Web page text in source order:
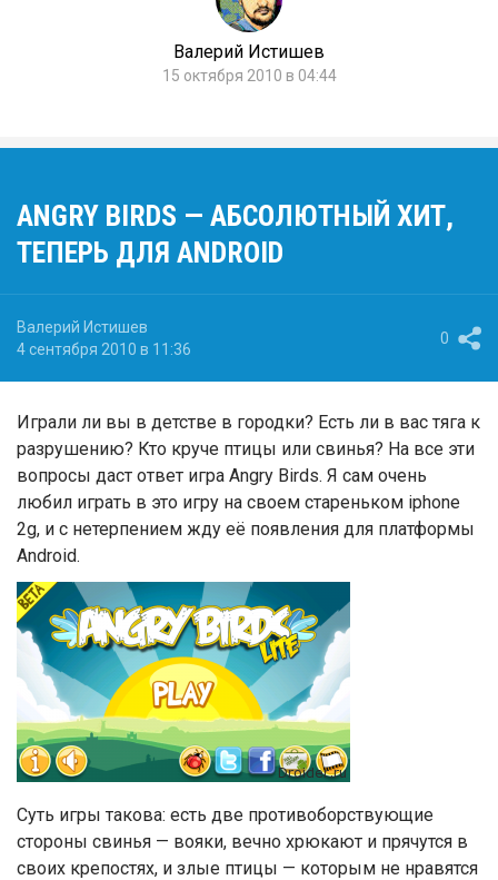
Валерий Истишев
15 октября 2010 в 04:44
ANGRY BIRDS — АБСОЛЮТНЫЙ ХИТ,
ТЕПЕРЬ ДЛЯ ANDROID
Валерий Истишев
4 сентября 2010 в 11:36
0
Играли ли вы в детстве в городки? Есть ли в вас тяга к
разрушению? Кто круче птицы или свинья? На все эти
вопросы даст ответ игра Angry Birds. Я сам очень
любил играть в это игру на своем стареньком iphone
2g, и c нетерпением жду её появления для платформы
Android.
Суть игры такова: есть две противоборствующие
стороны свинья — вояки, вечно хрюкают и прячутся в
своих крепостях, и злые птицы — которым не нравятся